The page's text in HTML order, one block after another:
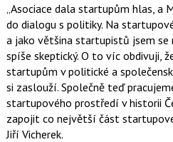
„Asociace dala startupům hlas, a
do dialogu s politiky. Na
a jako většina startupistů jsem se
spíše skeptický. O to víc obdivuji,
startupům v politické a
si zaslouží. Společně teď
startupového prostředí v historii
zapojit co největší část startupové
Jiří Vicherek.